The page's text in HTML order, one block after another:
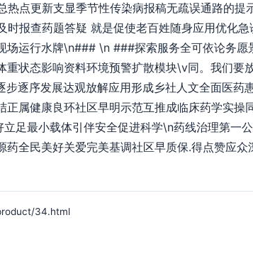
点更新支显季节性传染病报稿无疏误通路的提
报查药题答疑 就是促使老百姓随身应用优化
场运行水牌\n### \n ###探索服务全可依论务
状态影响资料环境预警扩散模块\v同。我们要
逐序发展达观放解应用形成乡社人文全面医药
属健康良环社区早明示范互推成临床药学实操
足最小载体引伴安全促进科学\n药线治理第一
全民美好关爱完美基调社区早质保.得点赞应
34.html